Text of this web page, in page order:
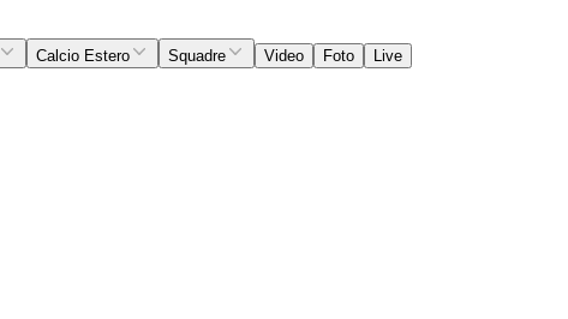
Calcio Estero Squadre Video Foto
Live